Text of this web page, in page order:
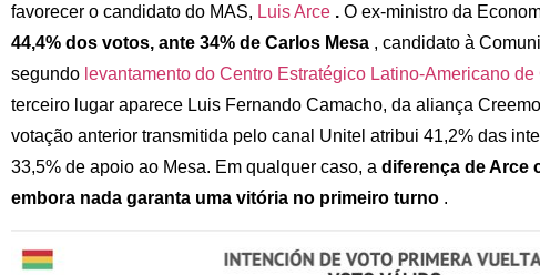
favorecer o candidato do MAS, Luis Arce . O ex-ministro da
44,4% dos votos, ante 34% de Carlos Mesa , candidato à
segundo levantamento do Centro Estratégico Latino-Americano
terceiro lugar aparece Luis Fernando Camacho, da aliança
votação anterior transmitida pelo canal Unitel atribui 41,2% das
33,5% de apoio ao Mesa. Em qualquer caso, a diferença de Arce
embora nada garanta uma vitória no primeiro turno .